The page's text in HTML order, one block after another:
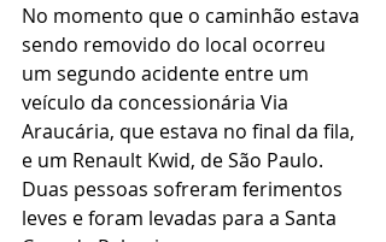
No momento que o caminhão estava
sendo removido do local ocorreu
um segundo acidente entre um
veículo da concessionária Via
Araucária, que estava no final da fila,
e um Renault Kwid, de São Paulo.
Duas pessoas sofreram ferimentos
leves e foram levadas para a Santa